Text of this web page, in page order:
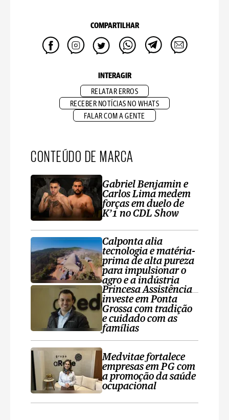
COMPARTILHAR
INTERAGIR
RELATAR ERROS
RECEBER NOTÍCIAS NO WHATS
FALAR COM A GENTE
CONTEÚDO DE MARCA
Gabriel Benjamin e
Carlos Lima medem
forças em duelo de
K’1 no CDL Show
Calponta alia
tecnologia e matéria-
prima de alta pureza
para impulsionar o
agro e a indústria
Princesa Assistência
investe em Ponta
Grossa com tradição
e cuidado com as
famílias
Medvitae fortalece
empresas em PG com
a promoção da saúde
ocupacional